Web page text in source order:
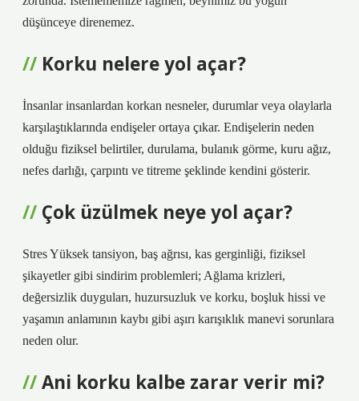
düşünceye direnemez.
Korku nelere yol açar?
İnsanlar insanlardan korkan nesneler, durumlar veya olaylarla
karşılaştıklarında endişeler ortaya çıkar. Endişelerin neden
olduğu fiziksel belirtiler, durulama, bulanık görme, kuru ağız,
nefes darlığı, çarpıntı ve titreme şeklinde kendini gösterir.
Çok üzülmek neye yol açar?
Stres Yüksek tansiyon, baş ağrısı, kas gerginliği, fiziksel
şikayetler gibi sindirim problemleri; Ağlama krizleri,
değersizlik duyguları, huzursuzluk ve korku, boşluk hissi ve
yaşamın anlamının kaybı gibi aşırı karışıklık manevi sorunlara
neden olur.
Ani korku kalbe zarar verir mi?